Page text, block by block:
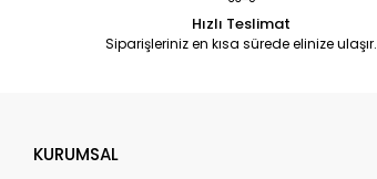
Hızlı Teslimat
Siparişleriniz en kısa sürede elinize ulaşır.
KURUMSAL